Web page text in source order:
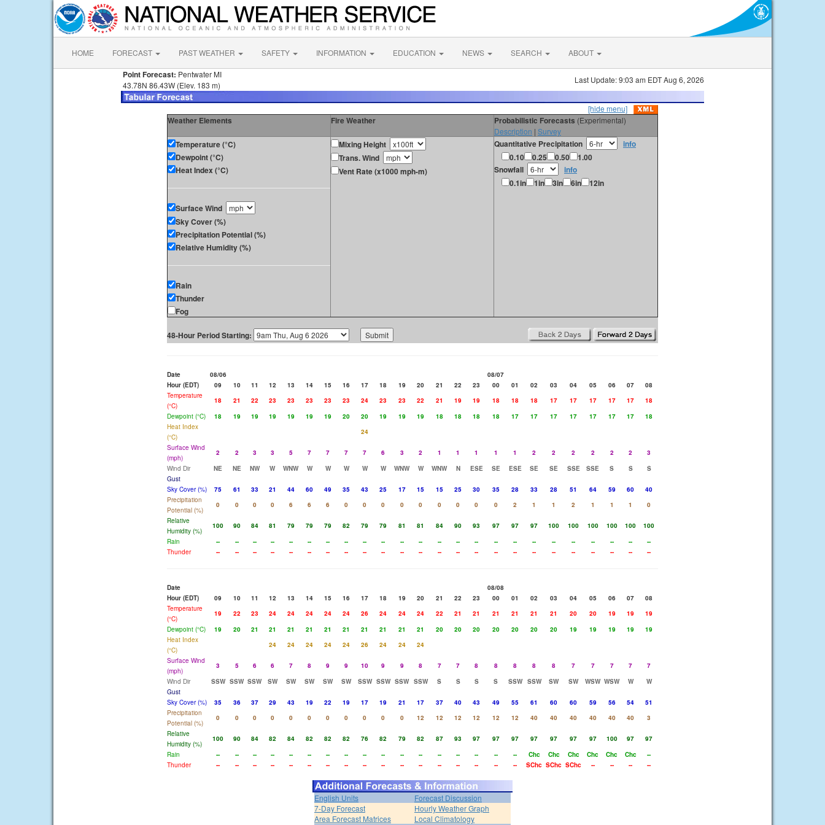
HOME FORECAST PAST WEATHER SAFETY INFORMATION EDUCATION NEWS SEARCH ABOUT
Point Forecast: Pentwater MI
43.78N 86.43W (Elev. 183 m)
Last Update: 9:03 am EDT Aug 6, 2026
[hide menu]
Weather Elements Fire Weather Probabilistic Forecasts (Experimental)
Description | Survey
Temperature (°C)
Dewpoint (°C)
Heat Index (°C)
Surface Wind
Sky Cover (%)
Precipitation Potential (%)
Relative Humidity (%)
Rain
Thunder
Fog
Mixing Height
Trans. Wind
Vent Rate (x1000 mph-m)
Quantitative Precipitation
info
0.10
0.25 0.50
1.00
Snowfall
info
0.1in
1in 3in 6in 12in
48-Hour Period Starting:
Date 08/06
08/07
Hour (EDT)
09 10 11 12 13 14 15 16 17 18 19 20 21 22 23 00 01 02 03 04 05 06 07
08
Temperature
(°C)
18 21 22 23 23 23 23 23 24 23 23 22 21 19 19 18 18 18 17 17 17 17 17
18
Dewpoint (°C)
18 19 19 19 19 19 19 20 20 19 19 19 18 18 18 18 17 17 17 17 17 17 17
18
Heat Index
(°C)
24
Surface Wind
(mph)
2 2 3 3 5 7 7 7 7 6 3 2 1 1 1 1 1 2 2 2 2 2 2
3
Wind Dir
NE NE NW W WNW W W W W W WNW W WNW N ESE SE ESE SE SE SSE SSE S S
S
Gust
Sky Cover (%)
75 61 33 21 44 60 49 35 43 25 17 15 15 25 30 35 28 33 28 51 64 59 60
40
Precipitation
Potential (%)
0 0 0 0 6 6 6 0 0 0 0 0 0 0 0 0 2 1 1 2 1 1 1
0
Relative
Humidity (%)
100 90 84 81 79 79 79 82 79 79 81 81 84 90 93 97 97 97 100 100 100 100 100
100
Rain
-- -- -- -- -- -- -- -- -- -- -- -- -- -- -- -- -- -- -- -- -- -- --
--
Thunder
-- -- -- -- -- -- -- -- -- -- -- -- -- -- -- -- -- -- -- -- -- -- -- --
Date
08/08
Hour (EDT)
09 10 11 12 13 14 15 16 17 18 19 20 21 22 23 00 01 02 03 04 05 06 07
08
Temperature
(°C)
19 22 23 24 24 24 24 24 26 24 24 24 22 21 21 21 21 21 21 20 20 19 19
19
Dewpoint (°C)
19 20 21 21 21 21 21 21 21 21 21 21 20 20 20 20 20 20 20 19 19 19 19
19
Heat Index
(°C)
24 24 24 24 24 26 24 24
24
Surface Wind
(mph)
3 5 6 6 7 8 9 9 10 9 9 8 7 7 8 8 8 8 8 7 7 7 7
7
Wind Dir
SSW SSW SSW SW SW SW SW SW SSW SSW SSW SSW S S S S SSW SSW SW SW WSW WSW W
W
Gust
Sky Cover (%)
35 36 37 29 43 19 22 19 17 19 21 17 37 40 43 49 55 61 60 60 59 56 54
51
Precipitation
Potential (%)
0 0 0 0 0 0 0 0 0 0 0 12 12 12 12 12 12 40 40 40 40 40 40
3
Relative
Humidity (%)
100 90 84 82 84 82 82 82 76 82 79 82 87 93 97 97 97 97 97 97 97 100 97
97
Rain
-- -- -- -- -- -- -- -- -- -- -- -- -- -- -- -- -- Chc Chc Chc Chc Chc Chc
--
Thunder
-- -- -- -- -- -- -- -- -- -- -- -- -- -- -- -- -- SChc SChc SChc -- -- -- --
English Units
Forecast Discussion
7-Day Forecast
Hourly Weather Graph
Area Forecast Matrices
Local Climatology